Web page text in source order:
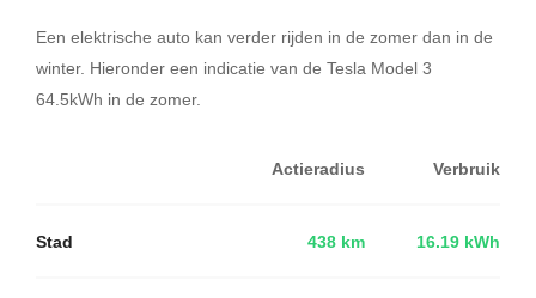
Een elektrische auto kan verder rijden in de zomer dan in de
winter. Hieronder een indicatie van de Tesla Model 3
64.5kWh in de zomer.
Actieradius Verbruik
Stad 438 km 16.19 kWh